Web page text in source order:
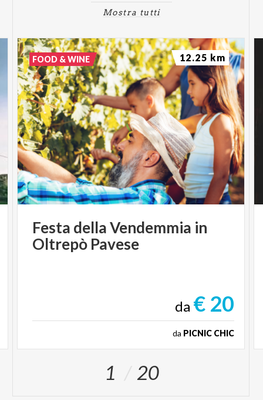
Mostra tutti
Festa dellaVendemmia in
Oltrepò Pavese
da € 20
da PICNIC CHIC
FOOD & WINE 12.25 km
1 20